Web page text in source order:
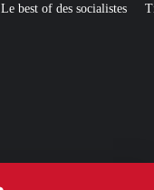
Masiero : ces